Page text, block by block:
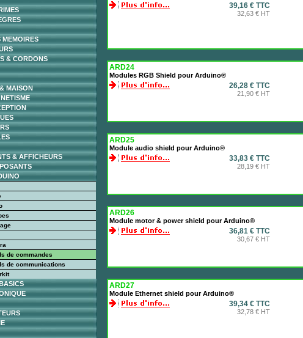
& CORDONS
MAISON
& AFFICHEURS
de commandes
de communications
39,16 € TTC
32,63 € HT
ARD24
Modules RGB Shield pour Arduino®
26,28 € TTC
21,90 € HT
ARD25
Module audio shield pour Arduino®
33,83 € TTC
28,19 € HT
ARD26
Module motor & power shield pour Arduino®
36,81 € TTC
30,67 € HT
ARD27
Module Ethernet shield pour Arduino®
39,34 € TTC
32,78 € HT